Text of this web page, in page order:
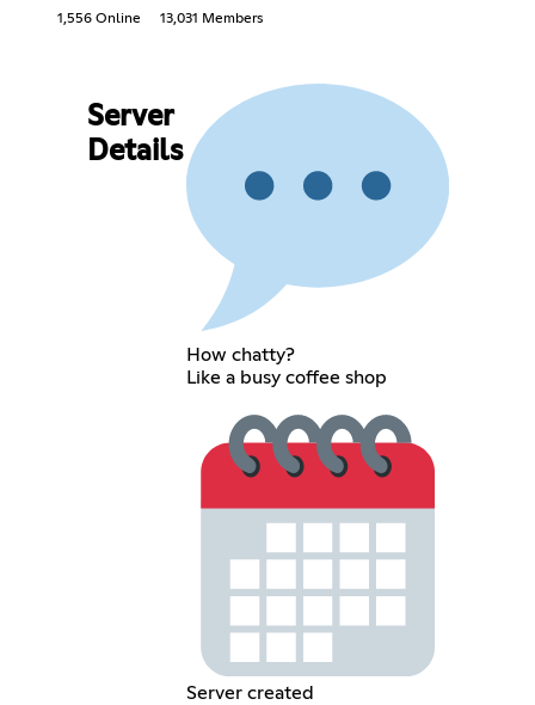
1,556 Online 13,031 Members
Server
Details
How chatty?
Like a busy coffee shop
Server created